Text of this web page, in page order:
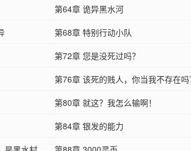
第64章 诡异黑水河
第68章 特别行动小队
第72章 您是没死过吗？
第76章 该死的贱人，你当我不存在吗
第80章 就这？我怎么输啊！
第84章 银发的能力